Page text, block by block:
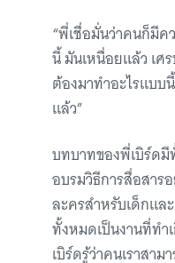
“พี่เชื่อมั่นว่าคนก็มี
นี้ มันเหนื่อยแล้ว เศ
ต้องมาทำอะไรแบ
แล้ว”
บทบาทของพี่เบิร์ด
อบรมวิธีการสื่อสาร
ละครสำหรับเด็กแ
ทั้งหมดเป็นงานที่ทำ
เบิร์ดรู้ว่าคนเราสา